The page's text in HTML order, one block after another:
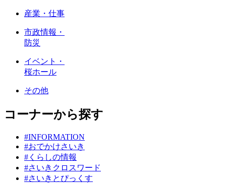
産業・仕事
市政情報・
防災
イベント・
桜ホール
その他
コーナーから探す
#INFORMATION
#おでかけさいき
#くらしの情報
#さいきクロスワード
#さいきとぴっくす